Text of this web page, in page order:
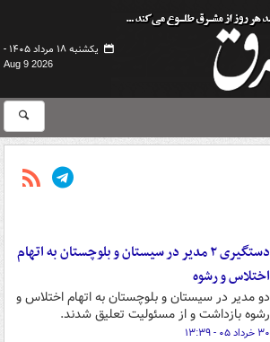
یکشنبه ۱۸ مرداد ۱۴۰۵ -
Aug 9 2026
دستگیری ۲ مدیر در سیستان و بلوچستان به اتهام
اختلاس و رشوه
دو مدیر در سیستان و بلوچستان به اتهام اختلاس و
رشوه بازداشت و از مسئولیت تعلیق شدند.
۳۰ خرداد ۰۵ - ۱۳:۳۹